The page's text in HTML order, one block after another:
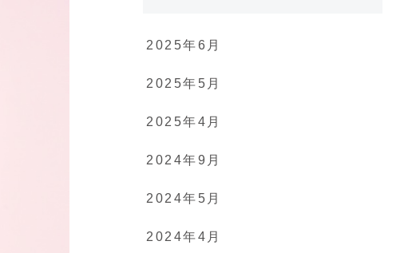
2025年6月
2025年5月
2025年4月
2024年9月
2024年5月
2024年4月